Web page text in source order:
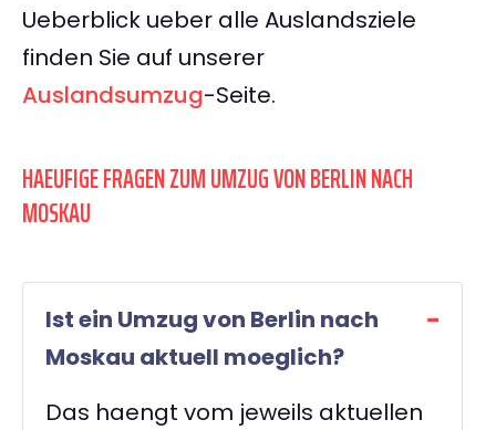
Ueberblick ueber alle Auslandsziele
finden Sie auf unserer
Auslandsumzug-Seite.
HAEUFIGE FRAGEN ZUM UMZUG VON BERLIN NACH
MOSKAU
Ist ein Umzug von Berlin nach
Moskau aktuell moeglich?
Das haengt vom jeweils aktuellen